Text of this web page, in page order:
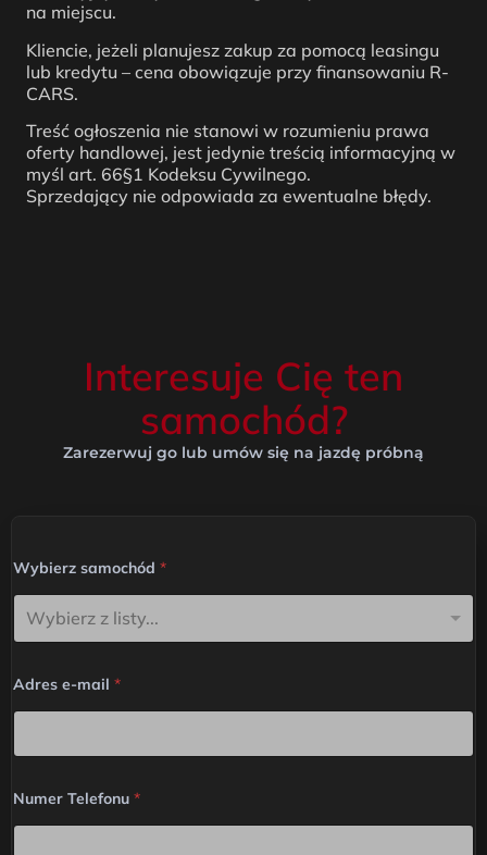
na miejscu.
Kliencie, jeżeli planujesz zakup za pomocą leasingu
lub kredytu – cena obowiązuje przy finansowaniu R-
CARS.
Treść ogłoszenia nie stanowi w rozumieniu prawa
oferty handlowej, jest jedynie treścią informacyjną w
myśl art. 66§1 Kodeksu Cywilnego.
Sprzedający nie odpowiada za ewentualne błędy.
Interesuje Cię ten
samochód?
Zarezerwuj go lub umów się na jazdę próbną
Wybierz samochód *
Wybierz z listy...
Adres e-mail *
Numer Telefonu *